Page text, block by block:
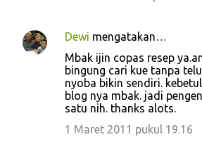
Dewi mengatakan…
Mbak ijin copas resep
bingung cari kue tanpa
nyoba bikin sendiri.
blog nya mbak. jadi
satu nih. thanks alots.
1 Maret 2011 pukul 19.16